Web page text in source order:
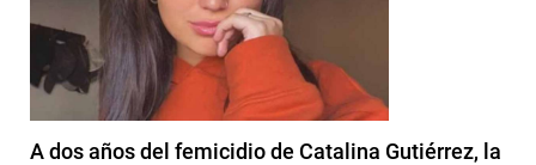
A dos años del femicidio de Catalina Gutiérrez, la